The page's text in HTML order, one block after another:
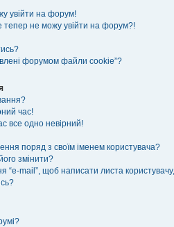
увійти на форум!
тепер не можу увійти на форум?!
форумом файли cookie”?
час!
все одно невірний!
поряд з своїм іменем користувача?
змінити?
“e-mail”, щоб написати листа користувачу,